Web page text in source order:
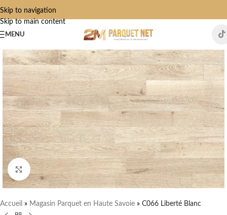
Skip to navigation
Skip to main content
MENU
Click to enlarge
Accueil » Magasin Parquet en Haute Savoie » C066 Liberté Blanc